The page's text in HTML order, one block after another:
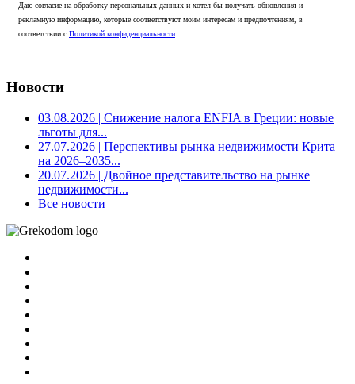
Даю согласие на обработку персональных данных и хотел бы получать обновления и
рекламную информацию, которые соответствуют моим интересам и предпочтениям, в
соответствии с Политикой конфиденциальности
Новости
03.08.2026 | Снижение налога ENFIA в Греции: новые
льготы для...
27.07.2026 | Перспективы рынка недвижимости Крита
на 2026–2035...
20.07.2026 | Двойное представительство на рынке
недвижимости...
Все новости